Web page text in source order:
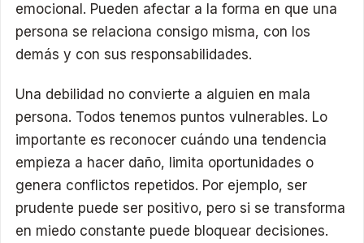
emocional. Pueden afectar a la forma en que una
persona se relaciona consigo misma, con los
demás y con sus responsabilidades.
Una debilidad no convierte a alguien en mala
persona. Todos tenemos puntos vulnerables. Lo
importante es reconocer cuándo una tendencia
empieza a hacer daño, limita oportunidades o
genera conflictos repetidos. Por ejemplo, ser
prudente puede ser positivo, pero si se transforma
en miedo constante puede bloquear decisiones.